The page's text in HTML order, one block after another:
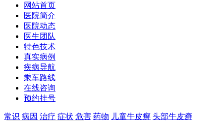
网站首页
医院简介
医院动态
医生团队
特色技术
真实病例
疾病导航
乘车路线
在线咨询
预约挂号
常识 病因 治疗 症状 危害 药物 儿童牛皮癣 头部牛皮癣